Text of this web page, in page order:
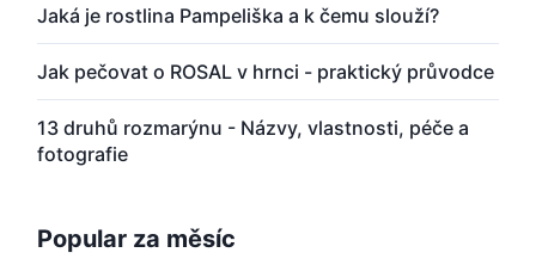
Jaká je rostlina Pampeliška a k čemu slouží?
Jak pečovat o ROSAL v hrnci - praktický průvodce
13 druhů rozmarýnu - Názvy, vlastnosti, péče a
fotografie
Popular za měsíc